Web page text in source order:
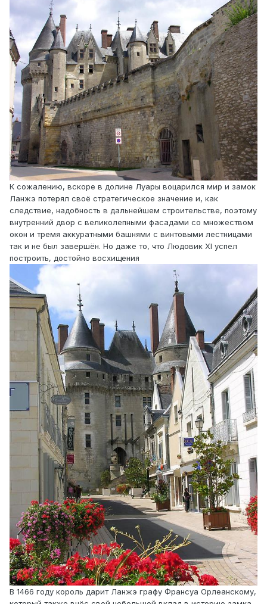
К сожалению, вскоре в долине Луары воцарился мир и замок
Ланжэ потерял своё стратегическое значение и, как
следствие, надобность в дальнейшем строительстве, поэтому
внутренний двор с великолепными фасадами со множеством
окон и тремя аккуратными башнями с винтовыми лестницами
так и не был завершён. Но даже то, что Людовик XI успел
построить, достойно восхищения
В 1466 году король дарит Ланжэ графу Франсуа Орлеанскому,